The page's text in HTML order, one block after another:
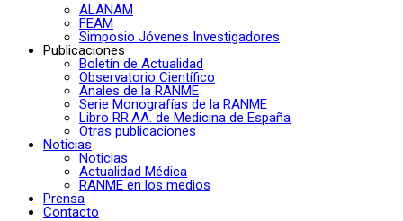
ALANAM
FEAM
Simposio Jóvenes Investigadores
Publicaciones
Boletín de Actualidad
Observatorio Científico
Anales de la RANME
Serie Monografías de la RANME
Libro RR.AA. de Medicina de España
Otras publicaciones
Noticias
Noticias
Actualidad Médica
RANME en los medios
Prensa
Contacto